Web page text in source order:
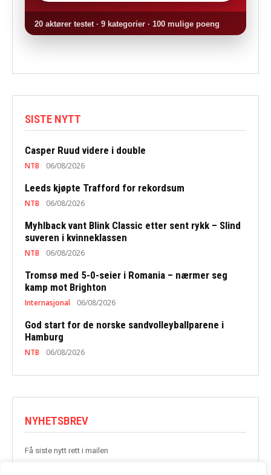
20 aktører testet · 9 kategorier · 100 mulige poeng
SISTE NYTT
Casper Ruud videre i double
NTB 06/08/2026
Leeds kjøpte Trafford for rekordsum
NTB 06/08/2026
Myhlback vant Blink Classic etter sent rykk – Slind
suveren i kvinneklassen
NTB 06/08/2026
Tromsø med 5-0-seier i Romania – nærmer seg
kamp mot Brighton
Internasjonal 06/08/2026
God start for de norske sandvolleyballparene i
Hamburg
NTB 06/08/2026
NYHETSBREV
Få siste nytt rett i mailen